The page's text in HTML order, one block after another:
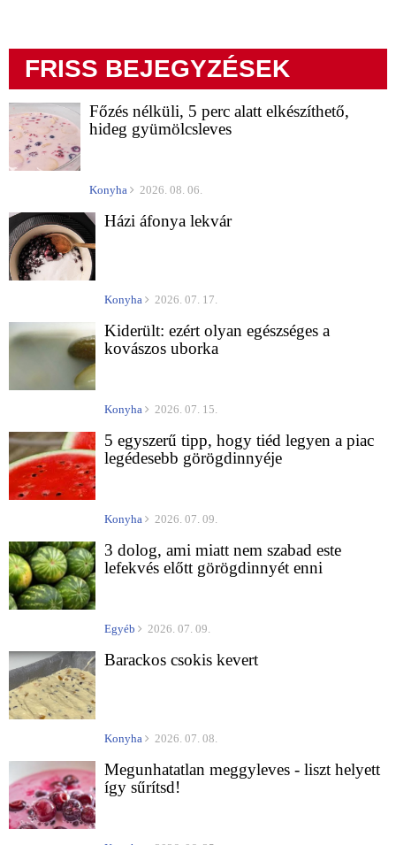
FRISS BEJEGYZÉSEK
Főzés nélküli, 5 perc alatt elkészíthető,
hideg gyümölcsleves
Konyha 2026. 08. 06.
Házi áfonya lekvár
Konyha 2026. 07. 17.
Kiderült: ezért olyan egészséges a
kovászos uborka
Konyha 2026. 07. 15.
5 egyszerű tipp, hogy tiéd legyen a piac
legédesebb görögdinnyéje
Konyha 2026. 07. 09.
3 dolog, ami miatt nem szabad este
lefekvés előtt görögdinnyét enni
Egyéb 2026. 07. 09.
Barackos csokis kevert
Konyha 2026. 07. 08.
Megunhatatlan meggyleves - liszt helyett
így sűrítsd!